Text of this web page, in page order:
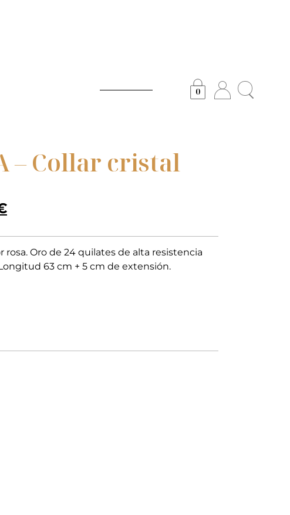
0
– Collar cristal
rosa. Oro de 24 quilates de alta resistencia
63 cm + 5 cm de extensión.